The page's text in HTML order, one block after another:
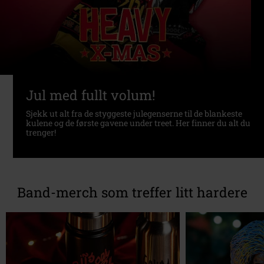
Jul med fullt volum!
Sjekk ut alt fra de styggeste julegenserne til de blankeste
kulene og de første gavene under treet. Her finner du alt du
trenger!
Band-merch som treffer litt hardere